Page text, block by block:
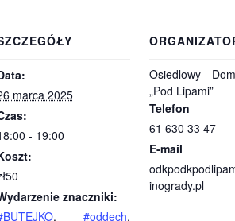
marca 2025
- 19:00
znaczniki:
, #oddech,
Osiedlowy
„Pod Lipami”
Telefon
61 630 33 47
E-mail
inogrady.pl